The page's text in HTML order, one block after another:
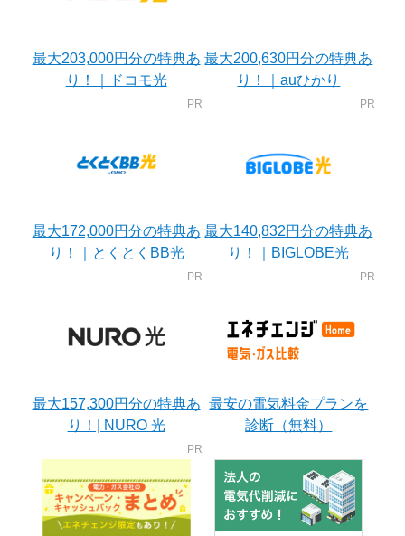
最大203,000円分の特典あ
り！｜ドコモ光
最大200,630円分の特典あ
り！｜auひかり
最大172,000円分の特典あ
り！｜とくとくBB光
最大140,832円分の特典あ
り！｜BIGLOBE光
最大157,300円分の特典あ
り！| NURO 光
最安の電気料金プランを
診断（無料）